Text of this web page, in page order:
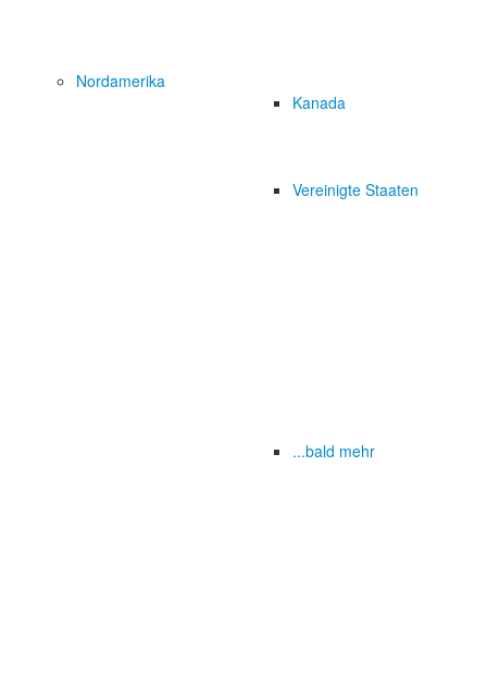
Nordamerika
Kanada
Vereinigte Staaten
...bald mehr